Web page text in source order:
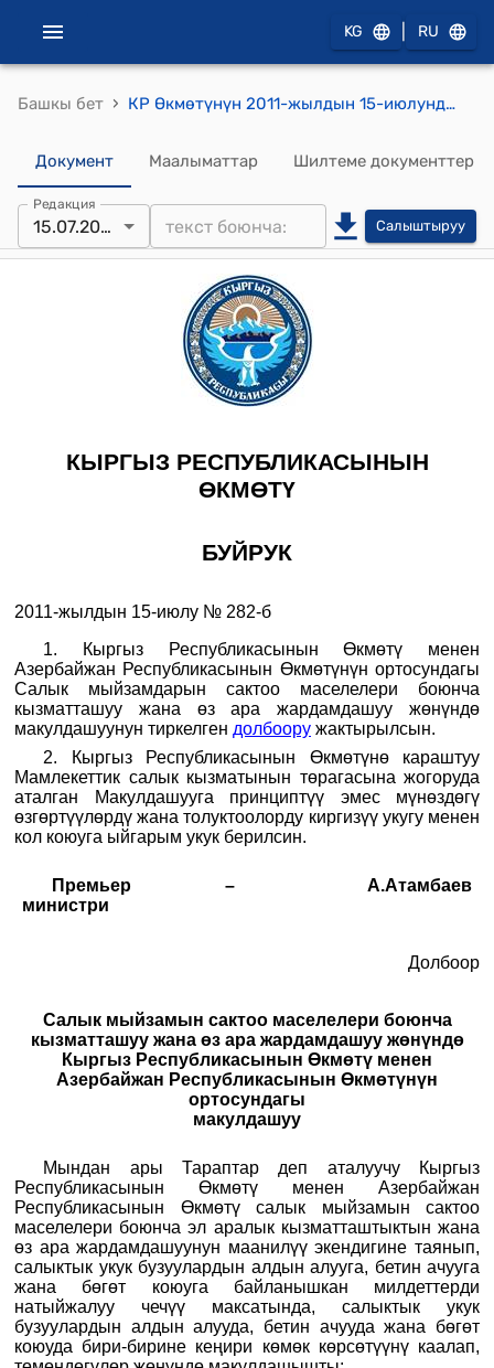
KG RU
Башкы бет › КР Өкмөтүнүн 2011-жылдын 15-июлундагы № 282-б (Кыргыз Республикасынын Өкмөтү менен Азербайжан Республикасынын Өкмөтүнүн ортосундагы Салык мыйзамдарын сактоо маселелери боюнча кызматташуу жана өз ара жардамдашуу жөнүндө макулдашуунун долбоорун жактыруу) буйругу
Документ Маалыматтар Шилтеме документтер
Редакция
15.07.2011 Салыштыруу